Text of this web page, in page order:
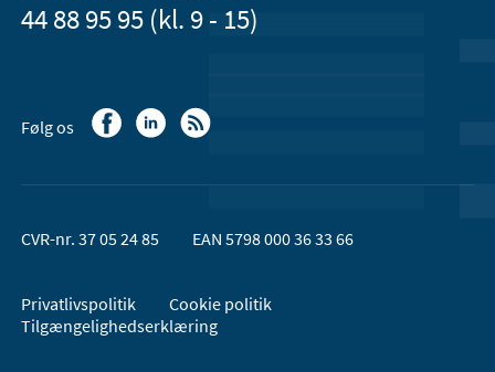
44 88 95 95 (kl. 9 - 15)
Følg os
CVR-nr. 37 05 24 85 EAN 5798 000 36 33 66
Privatlivspolitik
Cookie politik
Tilgængelighedserklæring